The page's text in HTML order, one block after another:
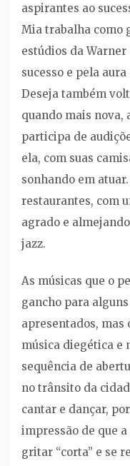
aspirantes ao
Mia trabalha como
estúdios da
sucesso e pela
Deseja também
quando mais nova,
participa de
ela, com suas
sonhando em
restaurantes, com
agrado e
jazz.
As músicas que o
gancho para
apresentados, mas
música diegética e
sequência de
no trânsito da
cantar e dançar,
impressão de que
gritar “corta” e se